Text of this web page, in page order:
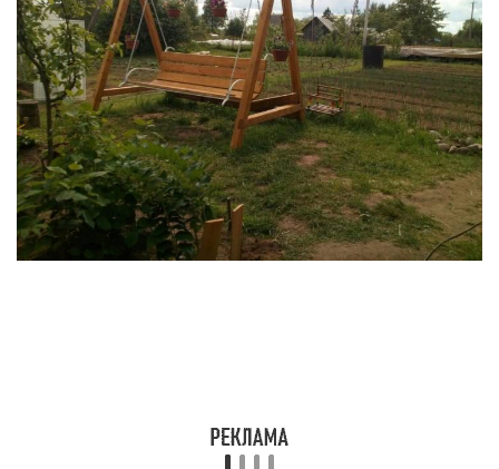
покрышка, подвешенная на веревке. Каркасом
выступает дерево. Средством подвеса может
служить цепь, зафиксированная болтом с гайкой.
Вторая вариация этих качелей делается
следующим образом:
расположите старую покрышку горизонтально;
вырежьте 3–4 отверстия в верхней части,
вставьте в них крюки из металла и